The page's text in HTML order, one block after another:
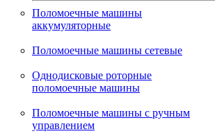
Поломоечные машины
аккумуляторные
Поломоечные машины сетевые
Однодисковые роторные
поломоечные машины
Поломоечные машины с ручным
управлением